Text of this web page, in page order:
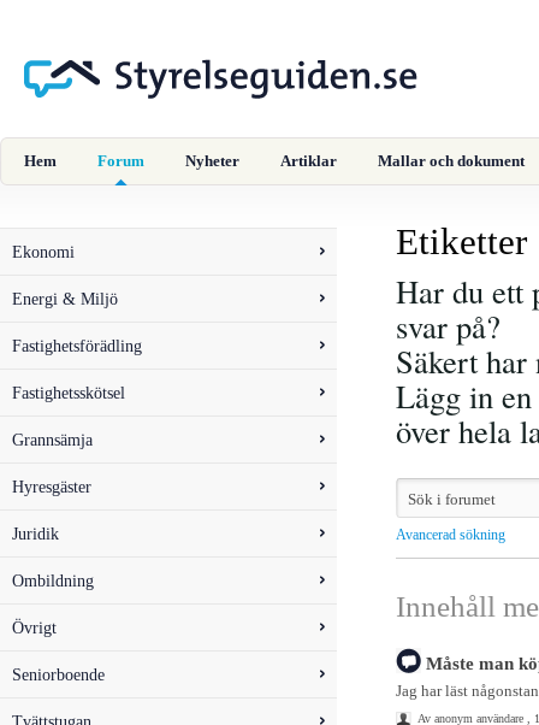
Hem Forum Nyheter Artiklar Mallar och dokument
Ekonomi
Energi & Miljö
Fastighetsförädling
Fastighetsskötsel
Grannsämja
Hyresgäster
Juridik
Ombildning
Övrigt
Seniorboende
Etiketter
Har du ett
svar på?
Säkert har
Lägg in
över hela
Avancerad sökning
Innehåll
Måste man
Jag har läst
Av anonym användare ,